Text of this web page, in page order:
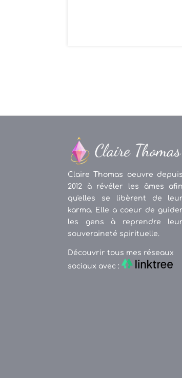
Claire Thomas oeuvre depuis
2012 à révéler les âmes afin
qu'elles se libèrent de leur
karma. Elle a coeur de guider
les gens à reprendre leur
souveraineté spirituelle.
Découvrir tous mes réseaux
sociaux avec :